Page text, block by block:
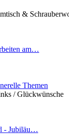
&
am…
Themen
/ Glückwünsche
- Jubiläu…